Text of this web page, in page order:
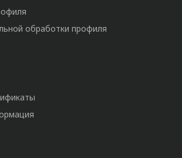
обработки профиля